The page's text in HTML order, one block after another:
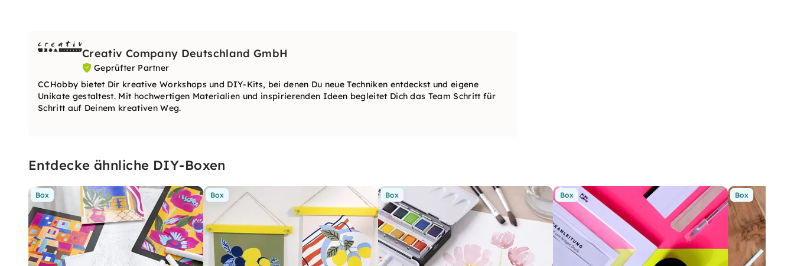
Creativ Company Deutschland GmbH
Geprüfter Partner
CCHobby bietet Dir kreative Workshops und DIY-Kits, bei denen Du neue Techniken entdeckst und eigene
Unikate gestaltest. Mit hochwertigen Materialien und inspirierenden Ideen begleitet Dich das Team Schritt für
Schritt auf Deinem kreativen Weg.
Entdecke ähnliche DIY-Boxen
Box Box Box Box Box